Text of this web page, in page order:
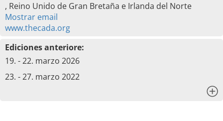
, Reino Unido de Gran Bretaña e Irlanda del Norte
Mostrar email
www.thecada.org
Ediciones anteriore:
19. - 22. marzo 2026
23. - 27. marzo 2022